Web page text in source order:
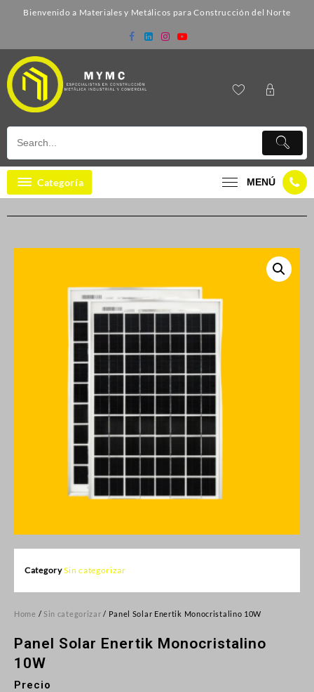
Bienvenido a Materiales y Metálicos para Construcción del Norte
Categoría MENÚ
CategorySin categorizar
Home / Sin categorizar / Panel Solar Enertik Monocristalino 10W
Panel Solar Enertik Monocristalino
10W
Precio